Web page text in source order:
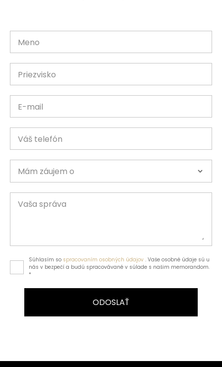
Meno
Priezvisko
E-mail
Váš telefón
Mám záujem o
Vaša správa
Súhlasím so spracovaním osobných údajov . Vaše osobné údaje sú u
nás v bezpečí a budú spracovávané v súlade s našim memorandom.
*
ODOSLAŤ